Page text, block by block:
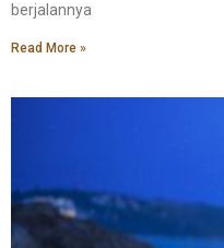
berjalannya
Read More »